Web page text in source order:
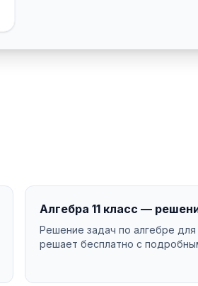
Алгебра 11 класс —
Решение задач по алгебре для
решает бесплатно с